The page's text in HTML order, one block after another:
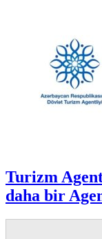
Turizm
daha bir